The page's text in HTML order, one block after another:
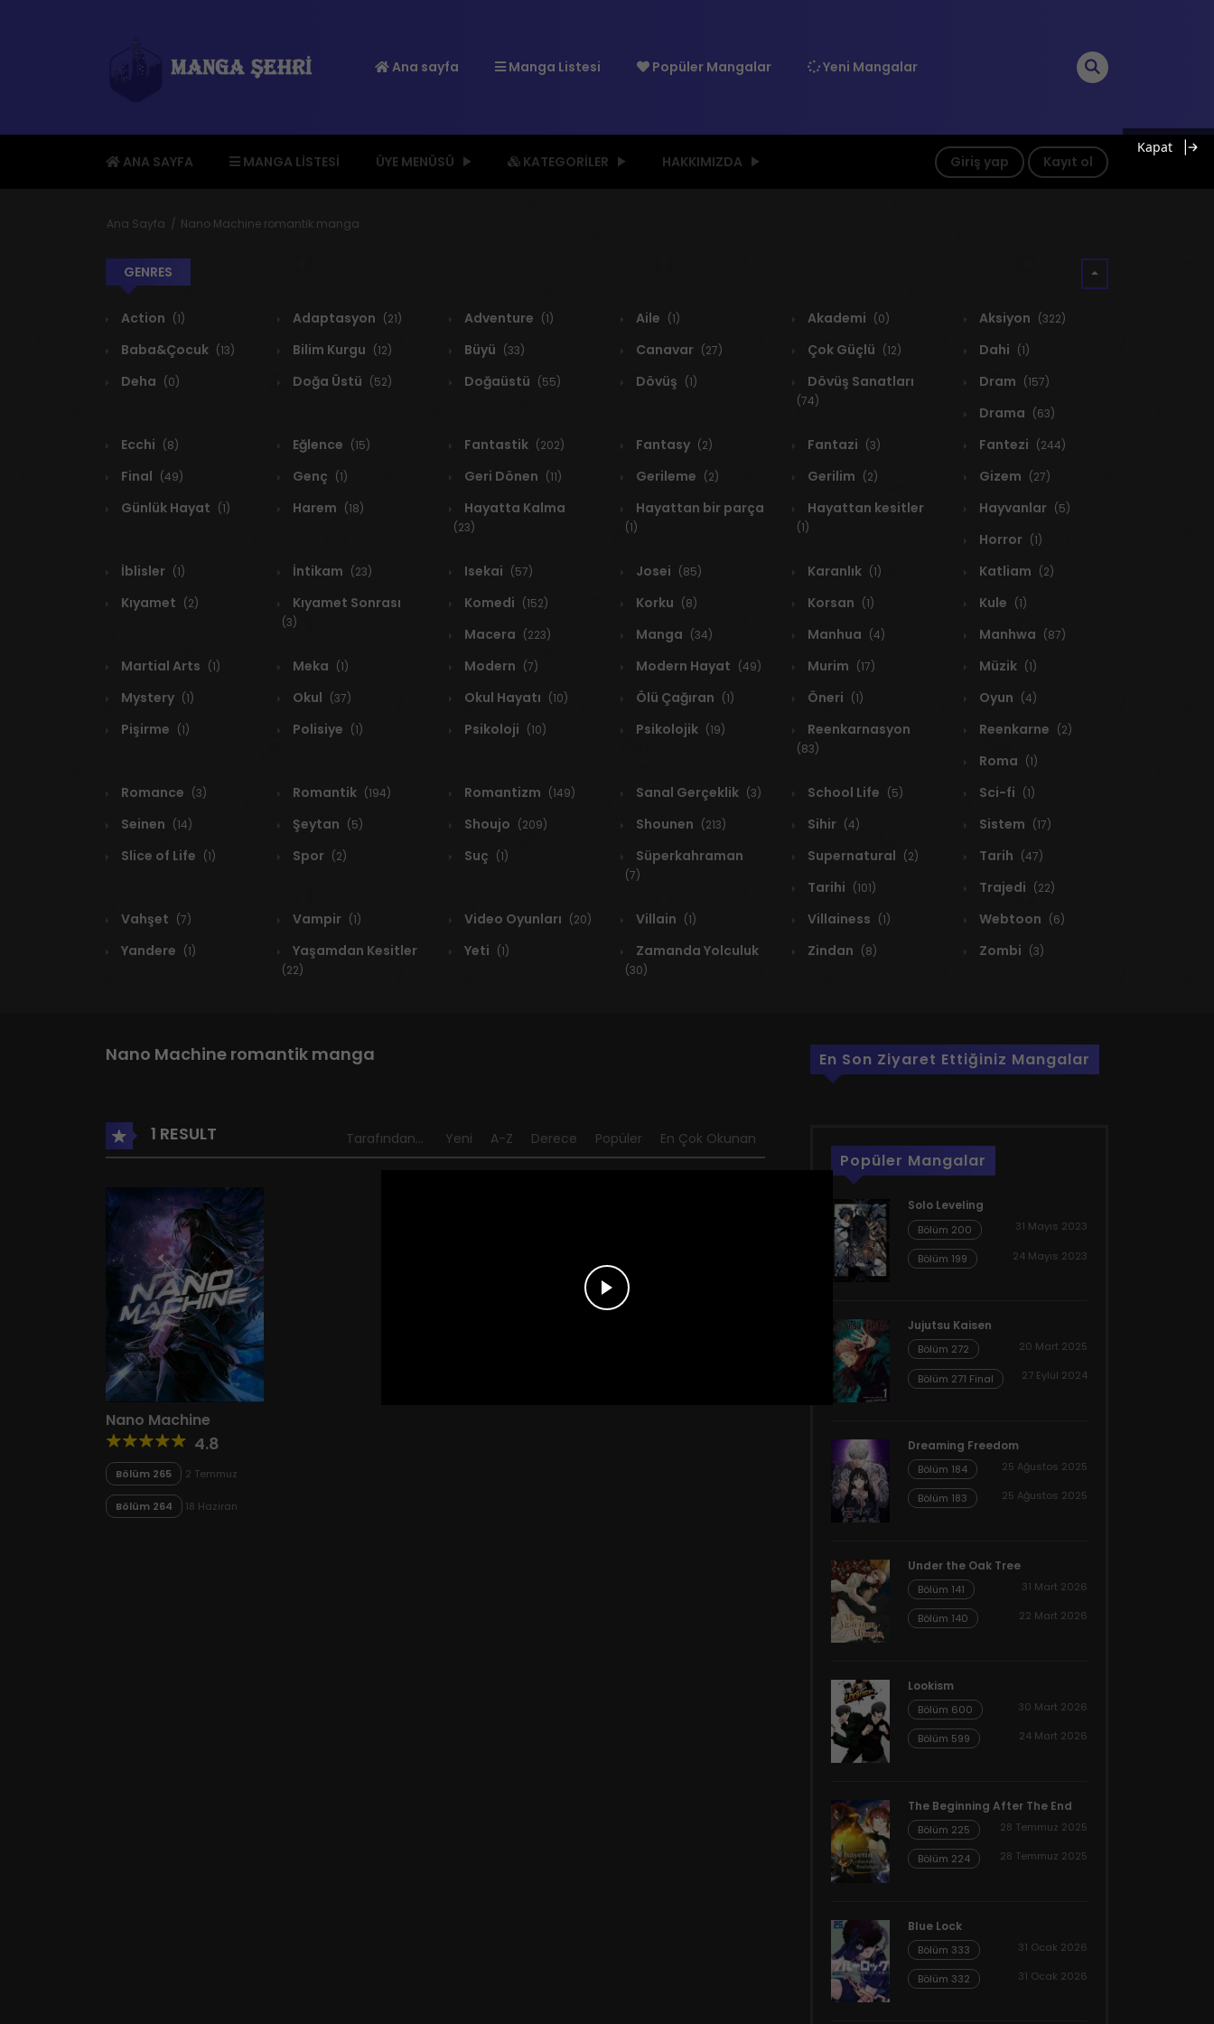
Ana sayfa Manga Listesi Popüler Mangalar Yeni Mangalar
ANA SAYFA MANGA LISTESI ÜYE MENÜSÜ KATEGORILER HAKKIMIZDA Giriş yap Kayıt ol
Ana Sayfa Nano Machine romantik manga
GENRES
Action (1) Adaptasyon (21) Adventure (1) Aile (1) Akademi (0) Aksiyon (322)
Baba&Çocuk (13) Bilim Kurgu (12) Büyü (33) Canavar (27) Çok Güçlü (12) Dahi (1)
Deha (0) Doğa Üstü (52) Doğaüstü (55) Dövüş (1) Dövüş Sanatları
(74)
Dram (157)
Drama (63)
Ecchi (8) Eğlence (15) Fantastik (202) Fantasy (2) Fantazi (3) Fantezi (244)
Final (49) Genç (1) Geri Dönen (11) Gerileme (2) Gerilim (2) Gizem (27)
Günlük Hayat (1) Harem (18) Hayatta Kalma
(23)
Hayattan bir parça
(1)
Hayattan kesitler
(1)
Hayvanlar (5)
Horror (1)
İblisler (1) İntikam (23) Isekai (57) Josei (85) Karanlık (1) Katliam (2)
Kıyamet (2) Kıyamet Sonrası
(3)
Komedi (152) Korku (8) Korsan (1) Kule (1)
Macera (223) Manga (34) Manhua (4) Manhwa (87)
Martial Arts (1) Meka (1) Modern (7) Modern Hayat (49) Murim (17) Müzik (1)
Mystery (1) Okul (37) Okul Hayatı (10) Ölü Çağıran (1) Öneri (1) Oyun (4)
Pişirme (1) Polisiye (1) Psikoloji (10) Psikolojik (19) Reenkarnasyon
(83)
Reenkarne (2)
Roma (1)
Romance (3) Romantik (194) Romantizm (149) Sanal Gerçeklik (3) School Life (5) Sci-fi (1)
Seinen (14) Şeytan (5) Shoujo (209) Shounen (213) Sihir (4) Sistem (17)
Slice of Life (1) Spor (2) Suç (1) Süperkahraman
(7)
Supernatural (2) Tarih (47)
Tarihi (101) Trajedi (22)
Vahşet (7) Vampir (1) Video Oyunları (20) Villain (1) Villainess (1) Webtoon (6)
Yandere (1) Yaşamdan Kesitler
(22)
Yeti (1) Zamanda Yolculuk
(30)
Zindan (8) Zombi (3)
Nano Machine romantik manga
1 RESULT Tarafından... Yeni A-Z Derece Popüler En Çok Okunan
Nano Machine
4.8
Bölüm 265
2 Temmuz
Bölüm 264
18 Haziran
En Son Ziyaret Ettiğiniz Mangalar
Popüler Mangalar
Solo Leveling
Bölüm 200 31 Mayıs 2023
Bölüm 199 24 Mayıs 2023
Jujutsu Kaisen
Bölüm 272 20 Mart 2025
Bölüm 271 Final 27 Eylül 2024
Dreaming Freedom
Bölüm 184 25 Ağustos 2025
Bölüm 183 25 Ağustos 2025
Under the Oak Tree
Bölüm 141 31 Mart 2026
Bölüm 140 22 Mart 2026
Lookism
Bölüm 600 30 Mart 2026
Bölüm 599 24 Mart 2026
The Beginning After The End
Bölüm 225 28 Temmuz 2025
Bölüm 224 28 Temmuz 2025
Blue Lock
Bölüm 333 31 Ocak 2026
Bölüm 332 31 Ocak 2026
Kapat